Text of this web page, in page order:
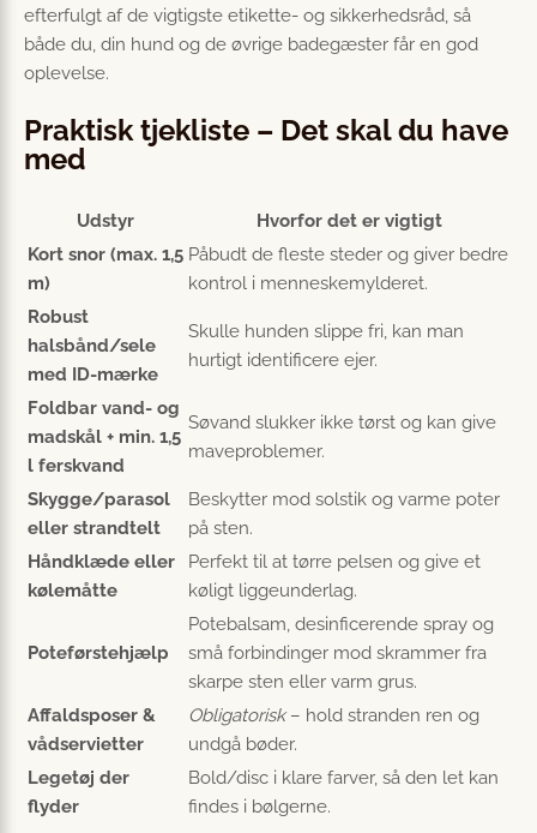
efterfulgt af de vigtigste etikette- og sikkerhedsråd, så
både du, din hund og de øvrige badegæster får en god
oplevelse.
Praktisk tjekliste – Det skal du have
med
Udstyr
Hvorfor det er vigtigt
Kort snor (max. 1,5
m)
Påbudt de fleste steder og giver bedre
kontrol i menneskemylderet.
Robust
halsbånd/sele
med ID-mærke
Skulle hunden slippe fri, kan man
hurtigt identificere ejer.
Foldbar vand- og
madskål + min. 1,5
l ferskvand
Søvand slukker ikke tørst og kan give
maveproblemer.
Skygge/parasol
eller strandtelt
Beskytter mod solstik og varme poter
på sten.
Håndklæde eller
kølemåtte
Perfekt til at tørre pelsen og give et
køligt liggeunderlag.
Poteførstehjælp
Potebalsam, desinficerende spray og
små forbindinger mod skrammer fra
skarpe sten eller varm grus.
Affaldsposer &
vådservietter
Obligatorisk– hold stranden ren og
undgå bøder.
Legetøj der
flyder
Bold/disc i klare farver, så den let kan
findes i bølgerne.